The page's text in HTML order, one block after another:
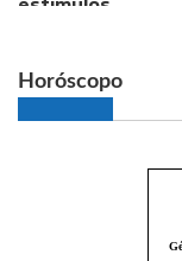
Horóscopo